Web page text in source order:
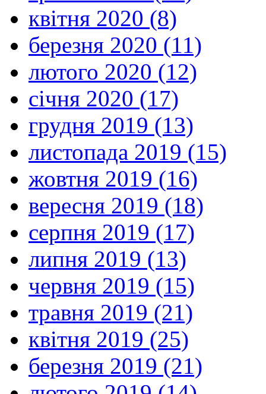
квітня 2020 (8)
березня 2020 (11)
лютого 2020 (12)
січня 2020 (17)
грудня 2019 (13)
листопада 2019 (15)
жовтня 2019 (16)
вересня 2019 (18)
серпня 2019 (17)
липня 2019 (13)
червня 2019 (15)
травня 2019 (21)
квітня 2019 (25)
березня 2019 (21)